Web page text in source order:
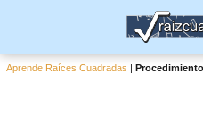
Aprende Raíces Cuadradas |